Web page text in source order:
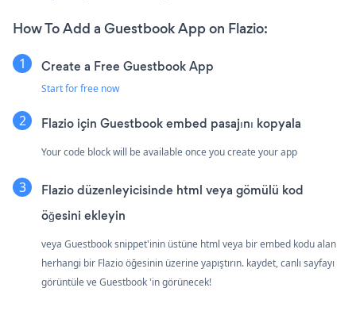
How To Add a Guestbook App on Flazio:
Create a Free Guestbook App
Start for free now
Flazio için Guestbook embed pasajını kopyala
Your code block will be available once you create your app
Flazio düzenleyicisinde html veya gömülü kod
öğesini ekleyin
veya Guestbook snippet'inin üstüne html veya bir embed kodu alan
herhangi bir Flazio öğesinin üzerine yapıştırın. kaydet, canlı sayfayı
görüntüle ve Guestbook 'in görünecek!